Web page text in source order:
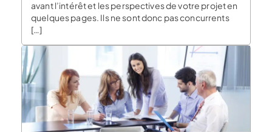
avant l’intérêt et les perspectives de votre projet en
quelques pages. Ils ne sont donc pas concurrents
[…]